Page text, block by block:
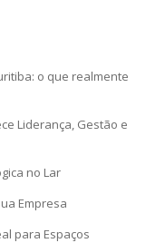
o que realmente
Liderança, Gestão e
no Lar
Empresa
para Espaços